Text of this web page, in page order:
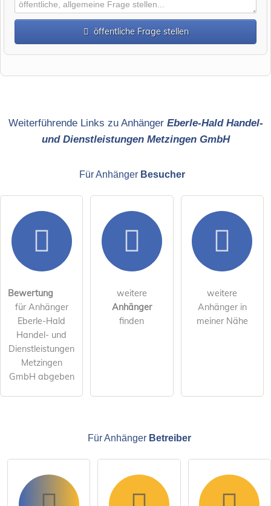
öffentliche Frage stellen
Hiermit akzeptiere ich die .
Die Datenschutzerklärunghabe ich zur Kenntnis genommen.
öffentliche Frage stellen
Bitte beachten Sie, öffentliche Fragen sindfür alle
Besucher sichtbar
Klicken Sie hier um eine
Anhänger-Eintrag zu stellen
Weiterführende Links zu Anhänger Eberle-Hald Handel-
und Dienstleistungen Metzingen GmbH
Für Anhänger Besucher
Bewertung
für Anhänger
Eberle-Hald
Handel- und
Dienstleistungen
Metzingen
GmbH abgeben
weitere
Anhänger
finden
weitere
Anhänger in
meiner Nähe
Für Anhänger Betreiber